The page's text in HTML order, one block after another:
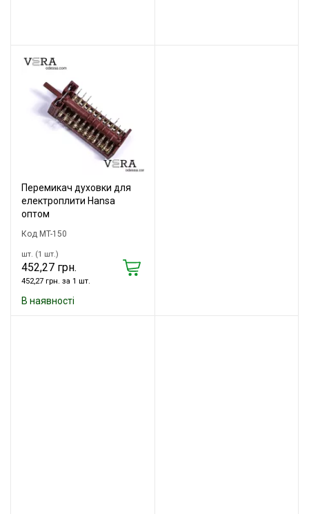
Перемикач духовки для
електроплити Hansa
оптом
Код MT-150
шт. (1 шт.)
452,27 грн.
452,27 грн. за 1 шт.
В наявності